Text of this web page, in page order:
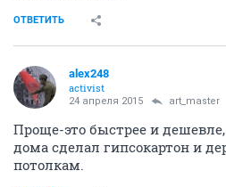
ОТВЕТИТЬ
alex248
activist
24 апреля 2015 art_master
Проще-это быстрее и дешевле,
дома сделал гипсокартон и
потолкам.